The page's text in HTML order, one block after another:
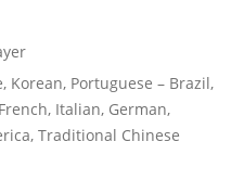
Korean, Portuguese – Brazil,
Italian, German,
Traditional Chinese